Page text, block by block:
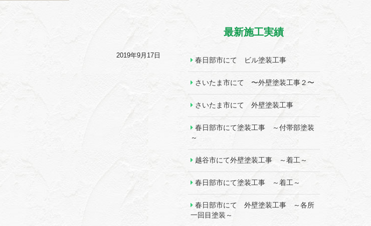
2019年9月17日
最新施工実績
春日部市にて ビル塗装工事
さいたま市にて 〜外壁塗装工事２〜
さいたま市にて 外壁塗装工事
春日部市にて塗装工事 ～付帯部塗装
～
越谷市にて外壁塗装工事 ～着工～
春日部市にて塗装工事 ～着工～
春日部市にて 外壁塗装工事 ～各所
一回目塗装～